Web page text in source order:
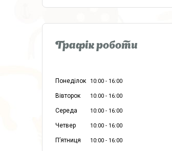
Графік роботи
Понеділок 10:00 16:00
Вівторок 10:00 16:00
Середа 10:00 16:00
Четвер 10:00 16:00
Пʼятниця 10:00 16:00